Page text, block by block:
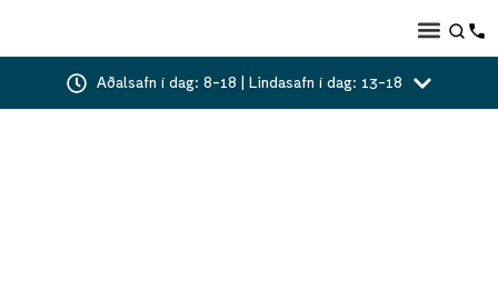
Aðalsafn í dag: 8-18 | Lindasafn í dag: 13-18